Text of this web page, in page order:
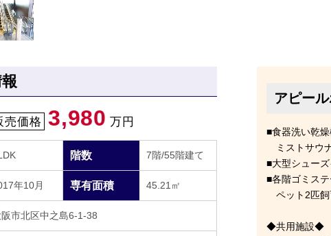
売価格 3,980 万円
階数 7階/55階建て
年10月 専有面積 45.21㎡
阪市北区中之島6-1-38
アピー
■食器洗い乾
ミストサウ
■大型シュー
■各階ゴミステ
ペット2匹飼
◆共用施設◆